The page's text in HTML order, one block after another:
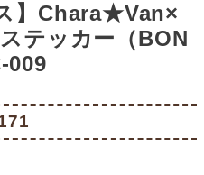
】Chara★Van×
テッカー（BON
009